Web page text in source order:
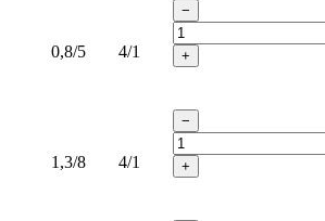
0,8/5 4/1
−
+
1,3/8 4/1
−
+